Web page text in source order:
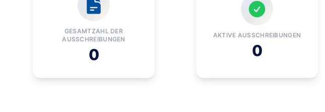
GESAMTZAHL DER
AUSSCHREIBUNGEN
0
AKTIVE AUSSCHREIBUNGEN
0